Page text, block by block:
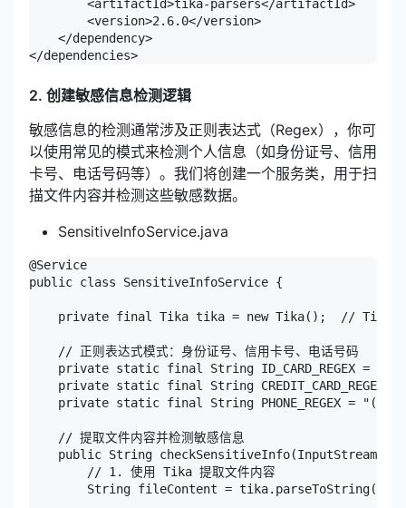
<artifactId>tika-parsers</artifactId>
<version>2.6.0</version>
</dependency>
</dependencies>
2. 创建敏感信息检测逻辑
敏感信息的检测通常涉及正则表达式（Regex），你可
以使用常见的模式来检测个人信息（如身份证号、信用
卡号、电话号码等）。我们将创建一个服务类，用于扫
描文件内容并检测这些敏感数据。
SensitiveInfoService.java
@Service
public class SensitiveInfoService {
private final Tika tika = new Tika();  // Tika
// 正则表达式模式：身份证号、信用卡号、电话号码
private static final String ID_CARD_REGEX =
private static final String
private static final String PHONE_REGEX =
// 提取文件内容并检测敏感信息
public String checkSensitiveInfo(InputStream
// 1. 使用 Tika 提取文件内容
String fileContent =